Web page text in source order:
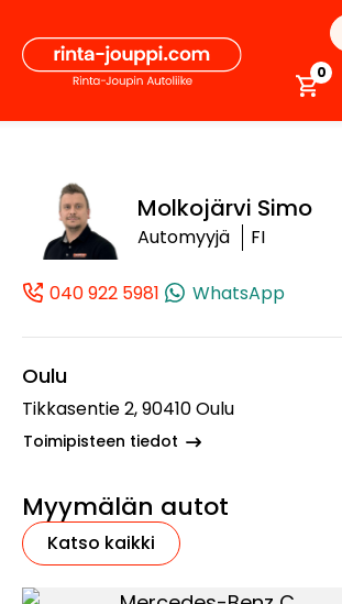
sisältöön
0
Molkojärvi Simo
Automyyjä FI
040 922 5981
(+358409225981,
WhatsApp
Oulu
Tikkasentie 2, 90410 Oulu
Toimipisteen tiedot
Myymälän autot
Katso kaikki